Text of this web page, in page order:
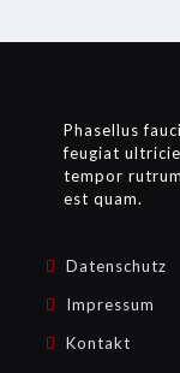
Phasellus
feugiat
tempor
est quam.
Datenschutz
Impressum
Kontakt